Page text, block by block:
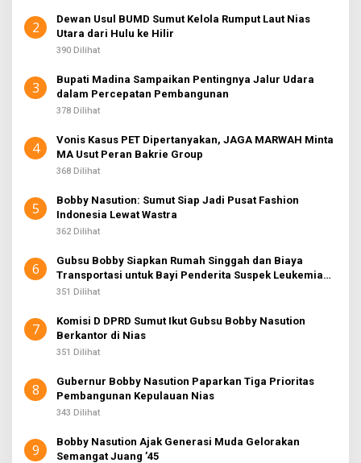
2
Dewan Usul BUMD Sumut Kelola Rumput Laut Nias
Utara dari Hulu ke Hilir
390 Dilihat
3
Bupati Madina Sampaikan Pentingnya Jalur Udara
dalam Percepatan Pembangunan
378 Dilihat
4
Vonis Kasus PET Dipertanyakan, JAGA MARWAH Minta
MA Usut Peran Bakrie Group
368 Dilihat
5
Bobby Nasution: Sumut Siap Jadi Pusat Fashion
Indonesia Lewat Wastra
362 Dilihat
6
Gubsu Bobby Siapkan Rumah Singgah dan Biaya
Transportasi untuk Bayi Penderita Suspek Leukemia
Asal Nias Barat
351 Dilihat
7
Komisi D DPRD Sumut Ikut Gubsu Bobby Nasution
Berkantor di Nias
351 Dilihat
8
Gubernur Bobby Nasution Paparkan Tiga Prioritas
Pembangunan Kepulauan Nias
343 Dilihat
9
Bobby Nasution Ajak Generasi Muda Gelorakan
Semangat Juang ’45